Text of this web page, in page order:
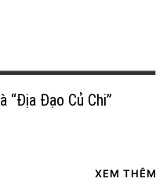
“Địa Đạo Củ Chi”
XEM THÊM